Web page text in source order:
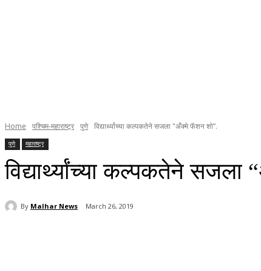
Home पश्चिम-महाराष्ट्र पुणे विद्यार्थ्यांच्या कल्पकतेने सजला "अँक्मे फॅशन शो”.
पुणे महाराष्ट्र
विद्यार्थ्यांच्या कल्पकतेने
By Malhar News March 26, 2019